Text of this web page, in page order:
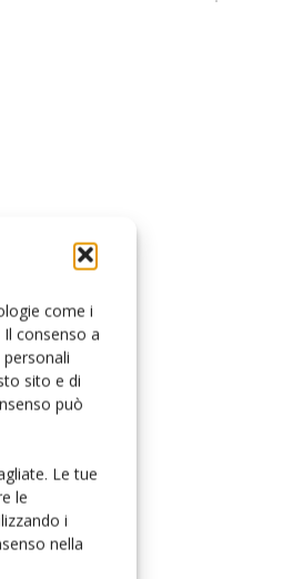
come i
consenso a
sito e di
può
Le tue
le
i
nella